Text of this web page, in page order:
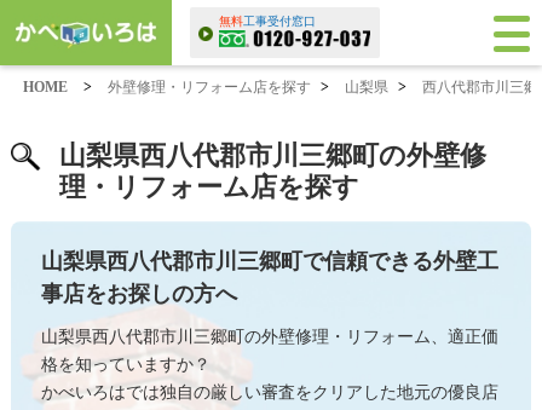
無料工事受付窓口
HOME > 外壁修理・リフォーム店を探す > 山梨県 > 西八代郡市川三郷
山梨県西八代郡市川三郷町の外壁修
理・リフォーム店を探す
山梨県西八代郡市川三郷町で信頼できる外壁工
事店をお探しの方へ
山梨県西八代郡市川三郷町の外壁修理・リフォーム、適正価
格を知っていますか？
かべいろはでは独自の厳しい審査をクリアした地元の優良店